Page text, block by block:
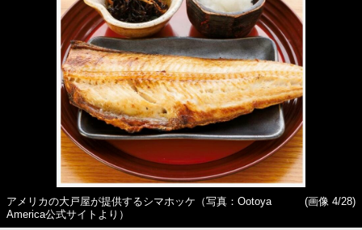
アメリカの大戸屋が提供するシマホッケ（写真：Ootoya
America公式サイトより）
(画像 4/28)